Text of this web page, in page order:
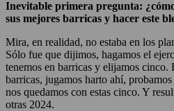
Inevitable primera pregunta:
sus mejores barricas y hacer este
Mira, en realidad, no estaba en los
Sólo fue que dijimos, hagamos el
tenemos en barricas y elijamos cinco.
barricas, jugamos harto ahí,
nos quedamos con estas cinco. Y
otras 2024.